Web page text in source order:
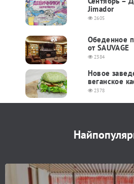
Jimador
2605
Обеденное
от SAUVAGE
2384
Новое
веганское
2378